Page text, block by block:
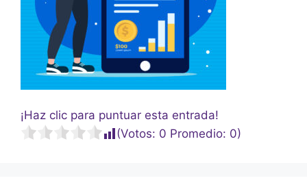
¡Haz clic para puntuar esta entrada!
(Votos: 0 Promedio: 0)